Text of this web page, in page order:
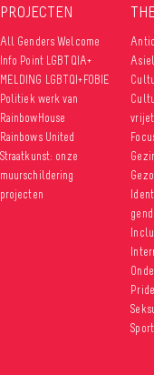
PROJECTEN
All Genders Welcome
Info Point LGBTQIA+
MELDING LGBTQI+FOBIE
Politiek werk van
RainbowHouse
Rainbows United
Straatkunst: onze
muurschildering
projecten
Pride
Sport